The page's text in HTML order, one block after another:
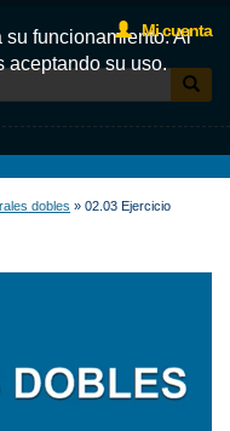
Mi cuenta
dobles » 02.03 Ejercicio
funcionamiento. Al
aceptando su uso.